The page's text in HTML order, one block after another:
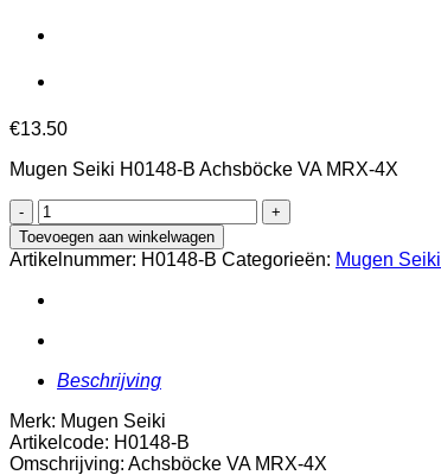
€13.50
Mugen Seiki H0148-B Achsböcke VA MRX-4X
Achsböcke
VA
MRX-
4X
aantal
Toevoegen aan winkelwagen
Artikelnummer: H0148-B Categorieën: Mugen Seiki
Beschrijving
Merk: Mugen Seiki
Artikelcode: H0148-B
Omschrijving: Achsböcke VA MRX-4X